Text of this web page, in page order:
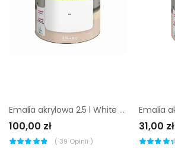
Emalia akrylowa 2.5 l White Satynowa Luxens
100,00 zł
( 39 Opinii )
31,00 zł